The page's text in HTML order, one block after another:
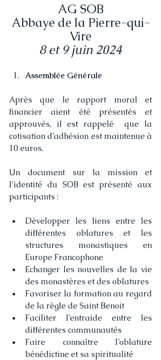
AG SOB
Abbaye de la Pierre-qui-
Vire
8 et 9 juin 2024
Assemblée Générale
Après que le rapport moral et
financier aient été présentés et
approuvés, il est rappelé  que la
cotisation d’adhésion est maintenue à
10 euros.
Un document sur la mission et
l’identité du SOB est présenté aux
participants :
Développer les liens entre les
différentes oblatures et les
structures monastiques en
Europe Francophone
Echanger les nouvelles de la vie
des monastères et des oblatures
Favoriser la formation au regard
de la règle de Saint Benoit
Faciliter l’entraide entre les
différentes communautés
Faire connaître l’oblature
bénédictine et sa spiritualité